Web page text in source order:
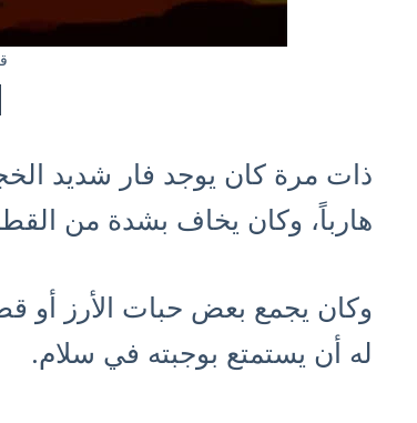
ذات مرة كان يوجد فار شديد
هارباً، وكان يخاف بشدة من
وكان يجمع بعض حبات الأرز أو
له أن يستمتع بوجبته في سلام.